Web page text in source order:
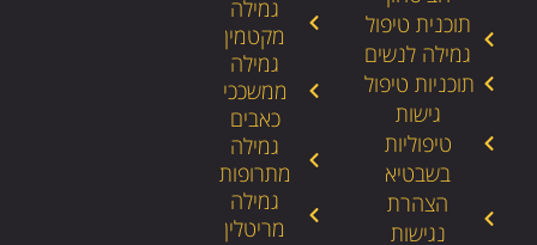
תוכנית טיפול
גמילה לנשים
תוכניות טיפול
גישות
טיפוליות
בשבטיא
הצהרת
נגישות
גמילה
מקטמין
גמילה
ממשככי
כאבים
גמילה
מתרופות
גמילה
מריטלין